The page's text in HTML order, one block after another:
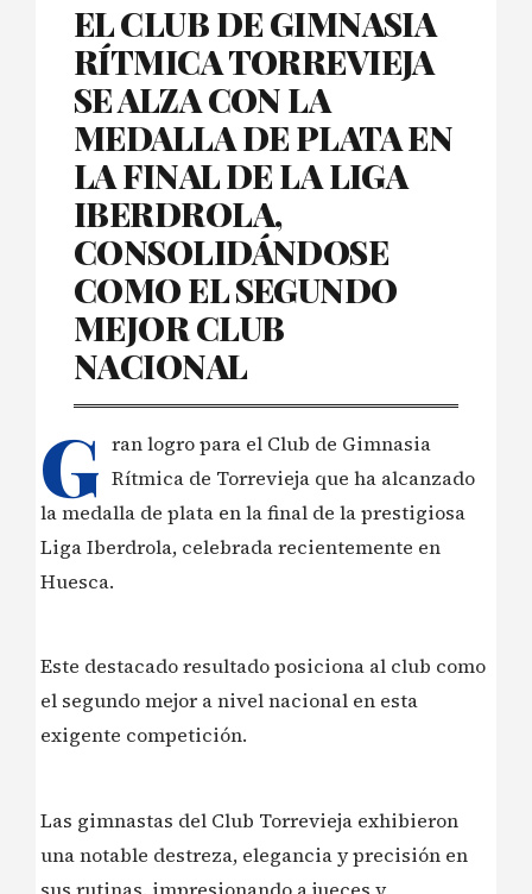
EL CLUB DE GIMNASIA
RÍTMICA TORREVIEJA
SE ALZA CON LA
MEDALLA DE PLATA EN
LA FINAL DE LA LIGA
IBERDROLA,
CONSOLIDÁNDOSE
COMO EL SEGUNDO
MEJOR CLUB
NACIONAL
G ran logro para el Club de Gimnasia
Rítmica de Torrevieja que ha alcanzado
la medalla de plata en la final de la prestigiosa
Liga Iberdrola, celebrada recientemente en
Huesca.
Este destacado resultado posiciona al club como
el segundo mejor a nivel nacional en esta
exigente competición.
Las gimnastas del Club Torrevieja exhibieron
una notable destreza, elegancia y precisión en